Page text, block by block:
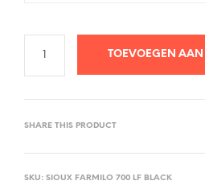
TOEVOEGEN AAN
SHARE THIS PRODUCT
SKU: SIOUX FARMILO 700 LF BLACK